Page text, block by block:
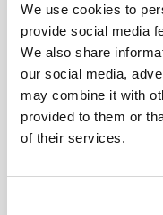
We use cookies to
provide social media
We also share
our social media,
may combine it with
provided to them or
of their services.
27 JUN 2023
INFOSEC TOP-
PERSÖNLICH –
Trompeten,
habe ich zwei
noch bessere!…
unsere 15. jährliche
veranstalten – den